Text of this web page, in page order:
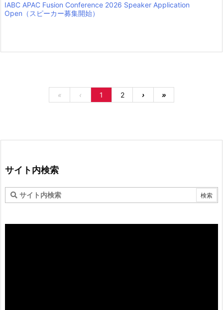
IABC APAC Fusion Conference 2026 Speaker Application
Open（スピーカー募集開始）
« ‹ 1 2 › »
サイト内検索